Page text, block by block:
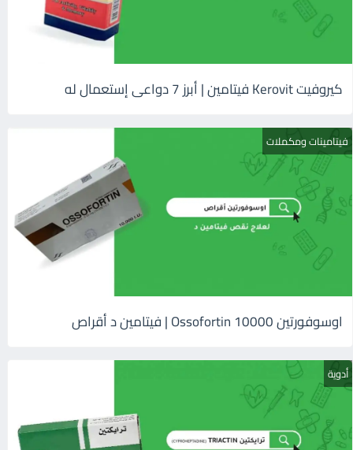
كيروفيت Kerovit فيتامين | أبرز 7 دواعى إستعمال له
فيتامينات ومكملات
اوسوفورتين 10000 Ossofortin | فيتامين د أقراص
أدوية